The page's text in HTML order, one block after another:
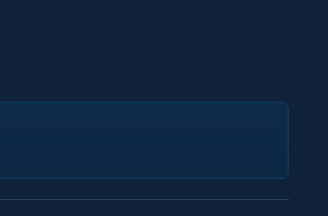
Factor Ideas